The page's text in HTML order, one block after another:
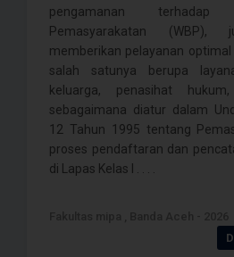
pengamanan
Pemasyarakatan (WBP),
memberikan pelayanan
salah satunya berupa
keluarga, penasihat
sebagaimana diatur dalam
12 Tahun 1995 tentang
proses pendaftaran dan
di Lapas Kelas I . . . .